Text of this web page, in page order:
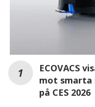
ECOVACS
mot smarta
på CES 2026